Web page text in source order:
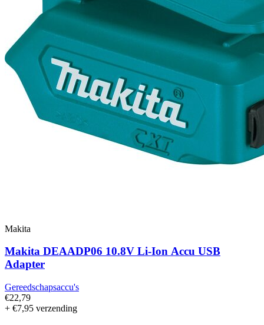
Makita
Makita DEAADP06 10.8V Li-Ion Accu USB
Adapter
Gereedschapsaccu's
€22,79
+ €7,95 verzending